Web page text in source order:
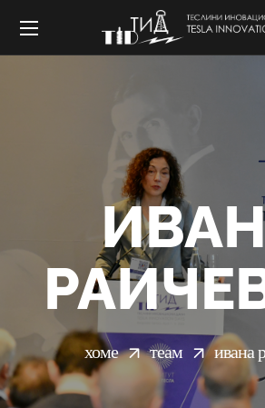
хоме теам ивана